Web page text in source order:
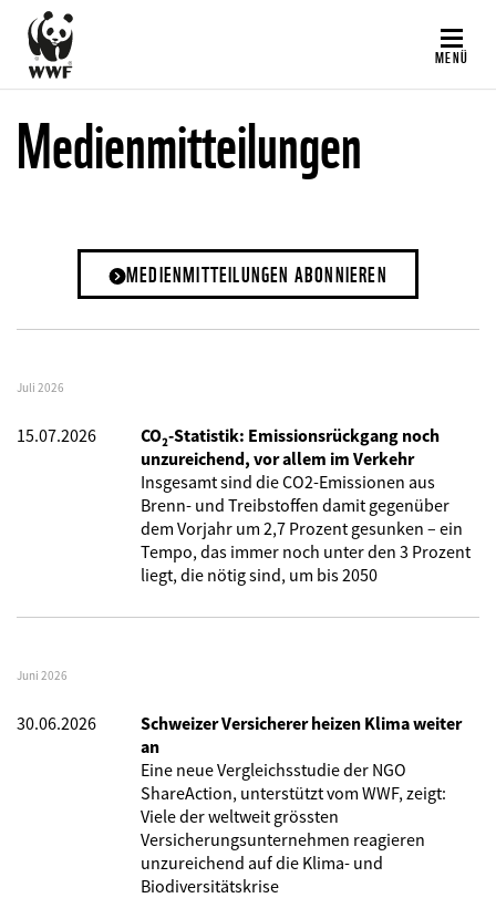
Direkt
zum
Inhalt
MENÜ
Medienmitteilungen
MEDIENMITTEILUNGEN ABONNIEREN
Juli 2026
15.07.2026
CO₂-Statistik: Emissionsrückgang noch
unzureichend, vor allem im Verkehr
Insgesamt sind die CO2-Emissionen aus
Brenn- und Treibstoffen damit gegenüber
dem Vorjahr um 2,7 Prozent gesunken – ein
Tempo, das immer noch unter den 3 Prozent
liegt, die nötig sind, um bis 2050
Juni 2026
30.06.2026
Schweizer Versicherer heizen Klima weiter
an
Eine neue Vergleichsstudie der NGO
ShareAction, unterstützt vom WWF, zeigt:
Viele der weltweit grössten
Versicherungsunternehmen reagieren
unzureichend auf die Klima- und
Biodiversitätskrise